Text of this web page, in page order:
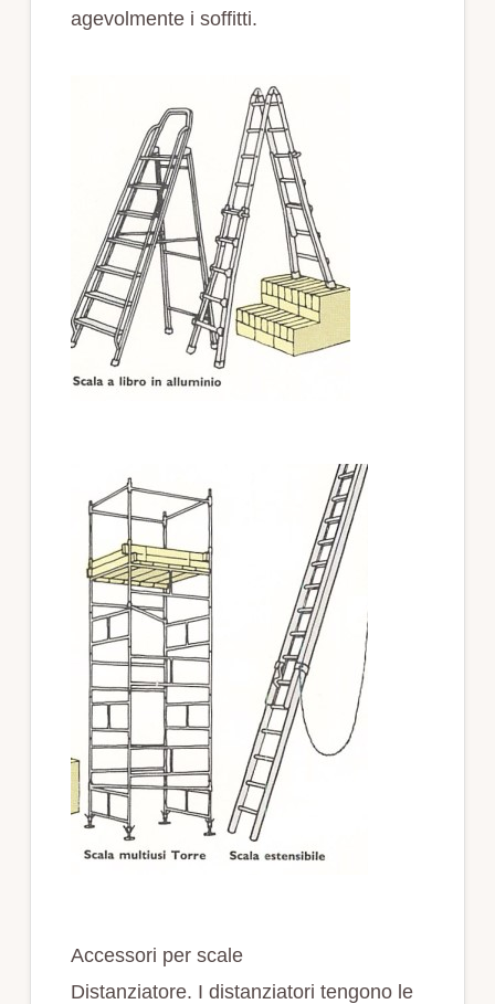
agevolmente i soffitti.
Accessori per scale
Distanziatore. I distanziatori tengono le